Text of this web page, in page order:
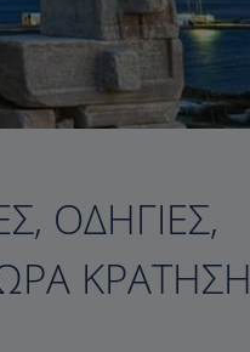
ΟΔΗΓΊΕΣ,
ΚΡΆΤΗΣΗ